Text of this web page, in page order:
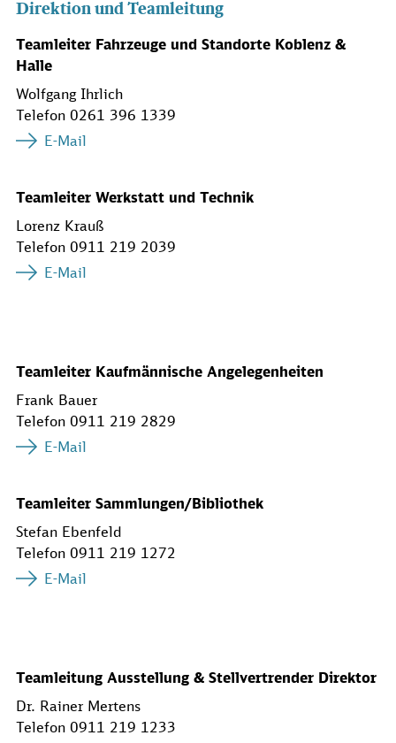
Direktion und Teamleitung
Teamleiter Fahrzeuge und Standorte Koblenz &
Halle
Wolfgang Ihrlich
Telefon 0261 396 1339
E-Mail
Teamleiter Werkstatt und Technik
Lorenz Krauß
Telefon 0911 219 2039
E-Mail
Teamleiter Kaufmännische Angelegenheiten
Frank Bauer
Telefon 0911 219 2829
E-Mail
Teamleiter Sammlungen/Bibliothek
Stefan Ebenfeld
Telefon 0911 219 1272
E-Mail
Teamleitung Ausstellung & Stellvertrender Direktor
Dr. Rainer Mertens
Telefon 0911 219 1233